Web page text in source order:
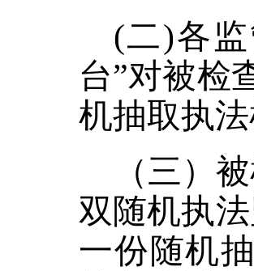
(二)各
台”对被检
机抽取执
（三）
双随机执
一份随机